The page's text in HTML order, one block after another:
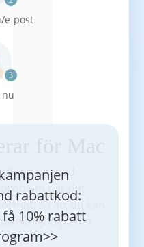
e-post
nu
rabattkod:
10% rabatt
dig med
när det
så att du kan
och ljud på din